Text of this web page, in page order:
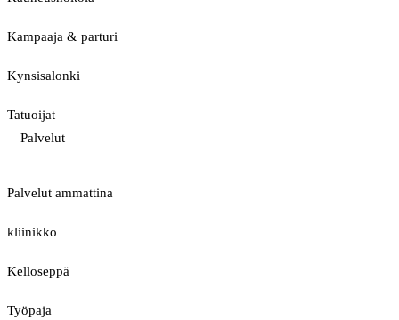
Kampaaja & parturi
Kynsisalonki
Tatuoijat
Palvelut
Palvelut ammattina
kliinikko
Kelloseppä
Työpaja